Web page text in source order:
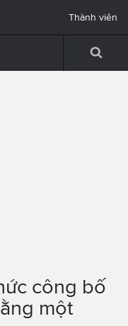
Thành viên
công bố
một